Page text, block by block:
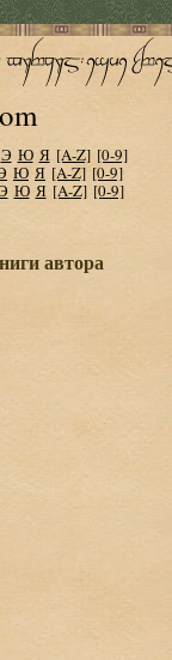
Э Ю Я [A-Z] [0-9]
Ю Я [A-Z] [0-9]
Ю Я [A-Z] [0-9]
автора